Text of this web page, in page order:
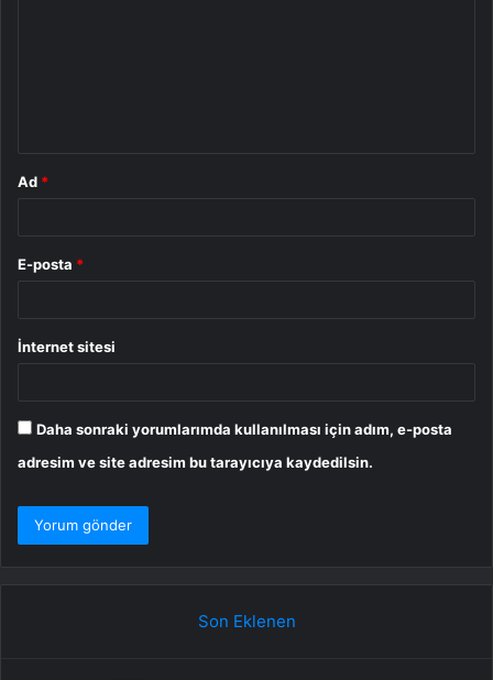
Ad *
E-posta *
İnternet sitesi
Daha sonraki yorumlarımda kullanılması için adım, e-posta
adresim ve site adresim bu tarayıcıya kaydedilsin.
Son Eklenen